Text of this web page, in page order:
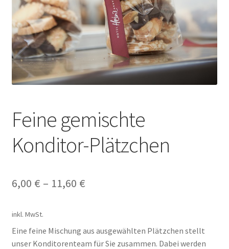
Feine gemischte
Konditor-Plätzchen
6,00 € – 11,60 €
inkl. MwSt.
Eine feine Mischung aus ausgewählten Plätzchen stellt
unser Konditorenteam für Sie zusammen. Dabei werden